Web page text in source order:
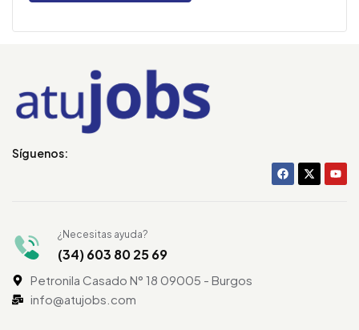
Síguenos:
¿Necesitas ayuda?
(34) 603 80 25 69
Petronila Casado N° 18 09005 - Burgos
info@atujobs.com